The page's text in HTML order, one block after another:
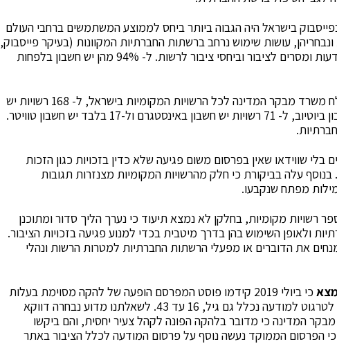
בפייסבוק בישראל היה הגבוה ביותר ביחס לממוצע המשתמשים ברחבי העולם
ונבחריהן, עושות שימוש נרחב ברשתות החברתיות המקוונות (בעיקר פייסבוק,
יוטיוב, אינסטגרם וטוויטר) להעברת הודעות ומסרים לציבור וביחסי ציבור לרשות. ל- 94% מהן יש חשבון בלפחות
מתוך 189 רשויות שענו על שאלון ששלח משרד מבקר המדינה לכל הרשויות המקומיות בישראל, ל- 168 רשויות יש
חשבון בפייסבוק, ל- 78 רשויות יש חשבון ביוטיוב, ל- 71 רשויות יש חשבון באינסטגרם ול-17 בלבד יש חשבון טוויטר.
שווידאו שאין בפרסום משום פגיעה שלא כדין בזכויות כגון הזכות
בנוסף עלה בביקורת כי חלק מהרשויות המקומיות מצנזרות תגובות
מפתח שנקבעו.
מקומיות, בחלקן לא נמצא תיעוד כי נערך הליך סדור ומתוכנן
ולאופן השימוש בהן בדרך מיטבית בכדי למנוע פגיעה בזכויות הציבור.
את הדוברים או מפעלי הרשתות החברתיות למטרות הרשות ונהלי
כי ביולי 2019 קידמו פוסט המפרסם הופעה של להקה מסוימת בעלות
של 20 ש"ח לכרטיס. בין אמות המידה לטרגוט למודעה נכלל גם גיל, 16 עד 43. לשאלתנו מדוע נבחרה דווקא
המדינה כי מדובר בלהקה הפונה לקהל צעיר יחסית, והם ביקשו
הפרסום הממוקד נעשה נוסף על פרסום המודעה לכלל הציבור באתר